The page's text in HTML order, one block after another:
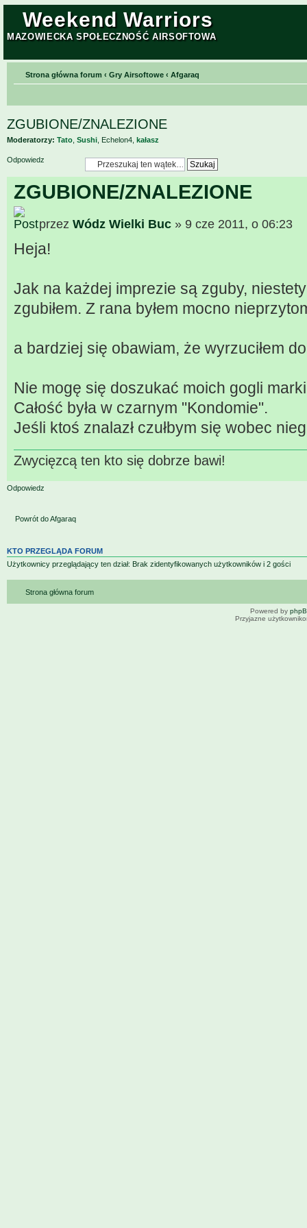
Weekend Warriors
MAZOWIECKA SPOŁECZNOŚĆ AIRSOFTOWA
Strona główna forum ‹ Gry Airsoftowe ‹ Afgaraq
ZGUBIONE/ZNALEZIONE
Moderatorzy: Tato Sushi Echelon4 kałasz
Odpowiedz
ZGUBIONE/ZNALEZIONE
przez Wódz Wielki Buc » 9 cze 2011, o 06:23
Heja!
Jak na każdej imprezie są zguby,
zgubiłem. Z rana byłem mocno
a bardziej się obawiam, że wyrzuciłem
Nie mogę się doszukać moich gogli
Całość była w czarnym "Kondomie".
Jeśli ktoś znalazł czułbym się wobec
Zwycięzcą ten kto się dobrze bawi!
Odpowiedz
Powrót do Afgaraq
KTO PRZEGLĄDA FORUM
Użytkownicy przeglądający ten dział: Brak zidentyfikowanych użytkowników i 2 gości
Strona główna forum
Powered by
Przyjazne